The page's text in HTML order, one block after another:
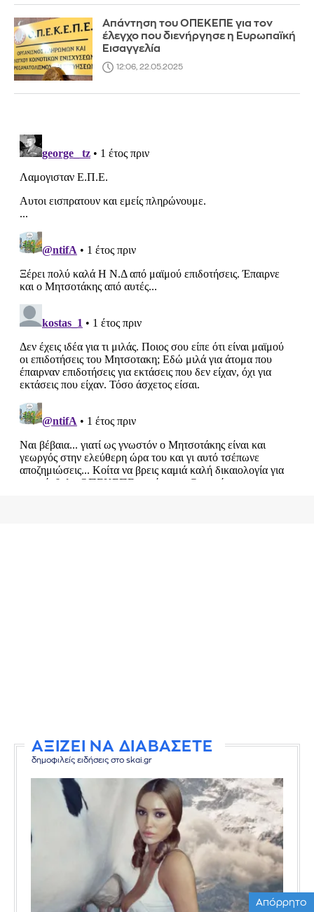
Απάντηση του ΟΠΕΚΕΠΕ για τον
έλεγχο που διενήργησε η Ευρωπαϊκή
Εισαγγελία
12:06, 22.05.2025
ΑΞΙΖΕΙ ΝΑ ΔΙΑΒΑΣΕΤΕ
δημοφιλείς ειδήσεις στο skai.gr
Απόρρητο